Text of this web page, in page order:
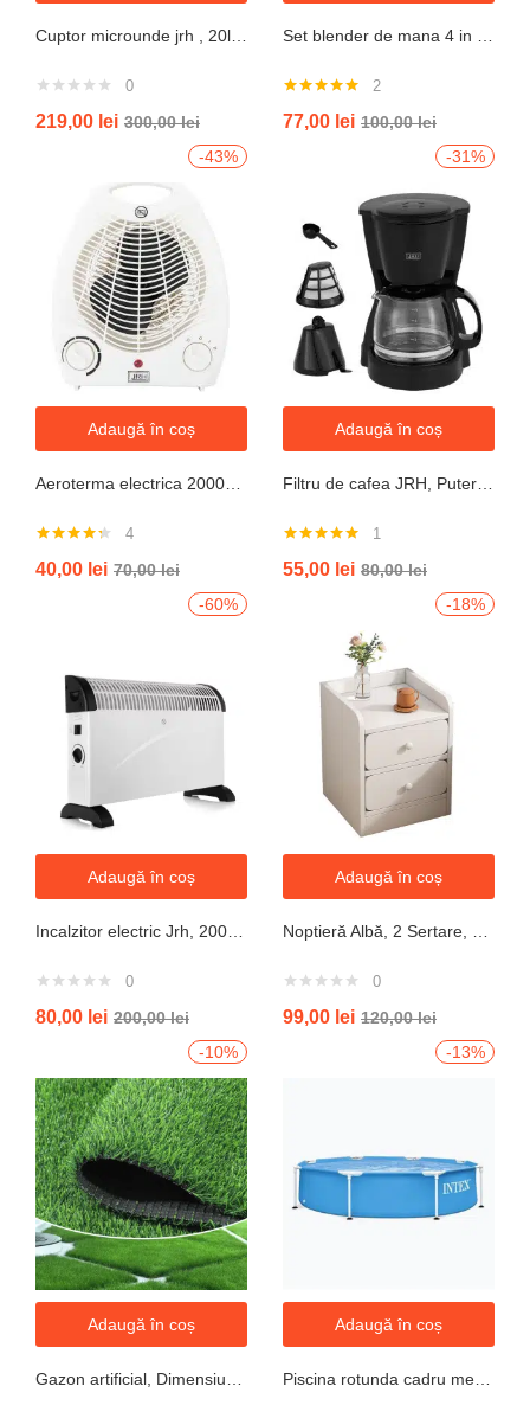
0
219,00 lei 300,00lei
5.00din 5
2
77,00 lei 100,00lei
-43%
Adaugă în coș
4.25din 5
4
40,00 lei 70,00lei
-31%
Adaugă în coș
5.00din 5
1
55,00 lei 80,00lei
-60%
Adaugă în coș
0
80,00 lei 200,00lei
-18%
Adaugă în coș
0
99,00 lei 120,00lei
-10%
Adaugă în coș
-13%
Adaugă în coș